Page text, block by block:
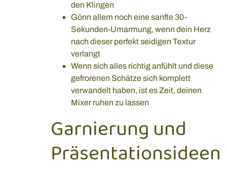
den Klingen
Gönn allem noch eine sanfte 30-
Sekunden-Umarmung, wenn dein Herz
nach dieser perfekt seidigen Textur
verlangt
Wenn sich alles richtig anfühlt und diese
gefrorenen Schätze sich komplett
verwandelt haben, ist es Zeit, deinen
Mixer ruhen zu lassen
Garnierung und
Präsentationsideen